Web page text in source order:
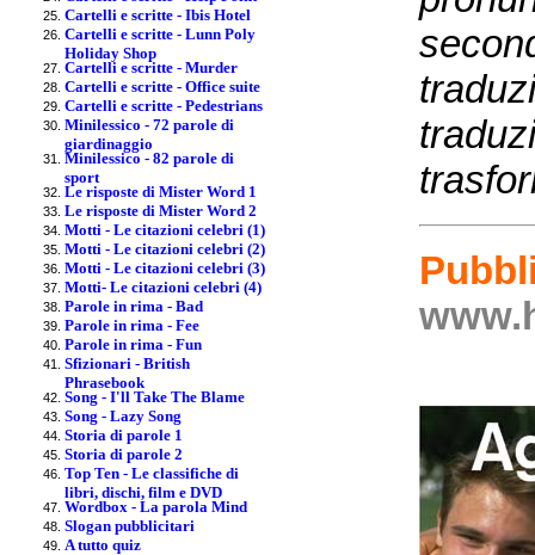
Cartelli e scritte - Ibis Hotel
Cartelli e scritte - Lunn Poly
Holiday Shop
Cartelli e scritte - Murder
Cartelli e scritte - Office suite
Cartelli e scritte - Pedestrians
Minilessico - 72 parole di
giardinaggio
Minilessico - 82 parole di
sport
Le risposte di Mister Word 1
Le risposte di Mister Word 2
Motti - Le citazioni celebri (1)
Motti - Le citazioni celebri (2)
Motti - Le citazioni celebri (3)
Motti- Le citazioni celebri (4)
Parole in rima - Bad
Parole in rima - Fee
Parole in rima - Fun
Sfizionari - British
Phrasebook
Song - I'll Take The Blame
Song - Lazy Song
Storia di parole 1
Storia di parole 2
Top Ten - Le classifiche di
libri, dischi, film e DVD
Wordbox - La parola Mind
Slogan pubblicitari
A tutto quiz